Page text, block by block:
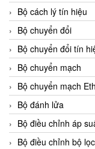
Bộ cách lý tín hiệu
Bộ chuyển đổi
Bộ chuyển đổi tín
Bộ chuyển mạch
Bộ chuyển mạch
Bộ đánh lửa
Bộ điều chỉnh áp
Bộ điều chỉnh bộ lọc